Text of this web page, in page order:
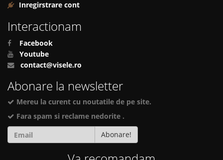
Inregirstrare cont
Interactionam
Facebook
Youtube
contact@visele.ro
Abonare la newsletter
Mereu la curent cu noutatile de pe site.
Fara spam si reclame nedorite .
Abonare!